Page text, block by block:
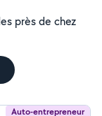
près de chez
Auto-entrepreneur